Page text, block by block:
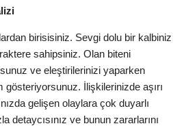
birisisiniz. Sevgi dolu bir kalbiniz
sahipsiniz. Olan biteni
ve eleştirilerinizi yaparken
İlişkilerinizde aşırı
gelişen olaylara çok duyarlı
detaycısınız ve bunun zararlarını